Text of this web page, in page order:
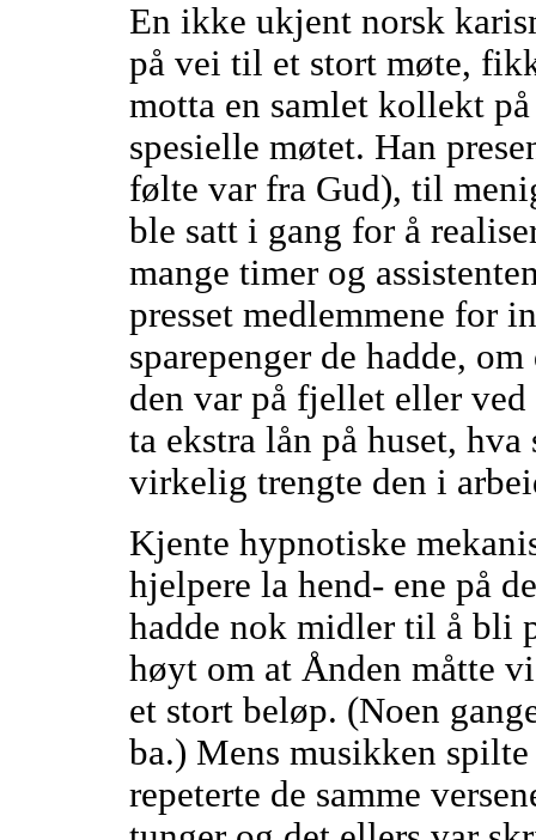
En ikke ukjent norsk
på vei til et stort møte,
motta en samlet kollekt
spesielle møtet. Han
følte var fra Gud), til
ble satt i gang for å
mange timer og
presset medlemmene for
sparepenger de hadde,
den var på fjellet eller
ta ekstra lån på huset,
virkelig trengte den i
Kjente hypnotiske
hjelpere la hend- ene på
hadde nok midler til å bli
høyt om at Ånden måtte
et stort beløp. (Noen
ba.) Mens musikken
repeterte de samme